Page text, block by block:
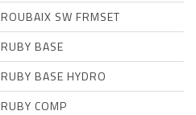
ROUBAIX SW FRMSET
RUBY BASE
RUBY BASE HYDRO
RUBY COMP